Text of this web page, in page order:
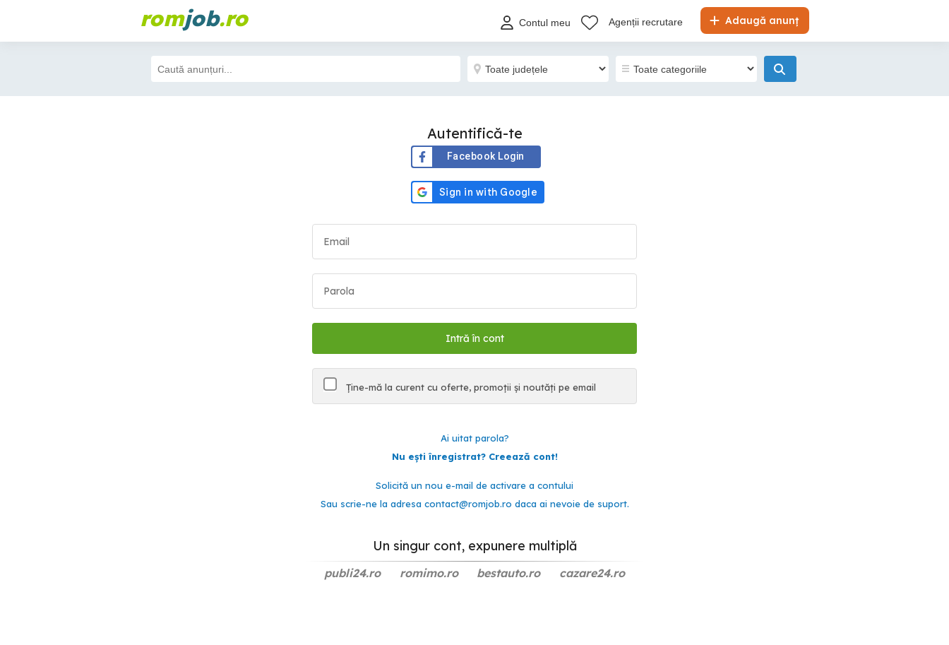
romjob.ro Adaugă anunț
Contul meu Agenții recrutare
Autentifică-te
Facebook Login
Ține-mă la curent cu oferte, promoții și noutăți pe email
Ai uitat parola?
Nu ești înregistrat? Creează cont!
Solicită un nou e-mail de activare a contului
Sau scrie-ne la adresa contact@romjob.ro daca ai nevoie de suport.
Un singur cont, expunere multiplă
publi24.ro romimo.ro bestauto.ro cazare24.ro